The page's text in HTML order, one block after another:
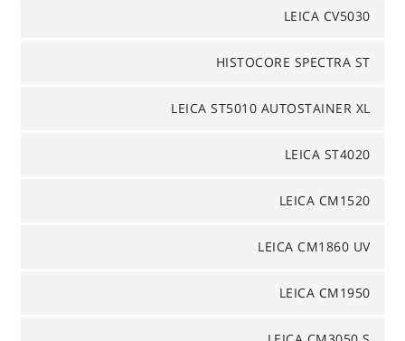
LEICA CV5030
HISTOCORE SPECTRA ST
LEICA ST5010 AUTOSTAINER XL
LEICA ST4020
LEICA CM1520
LEICA CM1860 UV
LEICA CM1950